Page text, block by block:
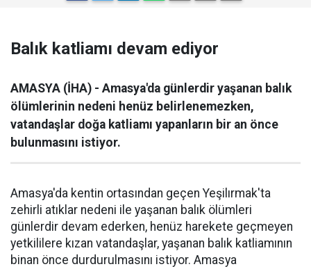
Balık katliamı devam ediyor
AMASYA (İHA) - Amasya'da günlerdir yaşanan balık
ölümlerinin nedeni henüz belirlenemezken,
vatandaşlar doğa katliamı yapanların bir an önce
bulunmasını istiyor.
Amasya'da kentin ortasından geçen Yeşilırmak'ta
zehirli atıklar nedeni ile yaşanan balık ölümleri
günlerdir devam ederken, henüz harekete geçmeyen
yetkililere kızan vatandaşlar, yaşanan balık katliamının
binan önce durdurulmasını istiyor. Amasya